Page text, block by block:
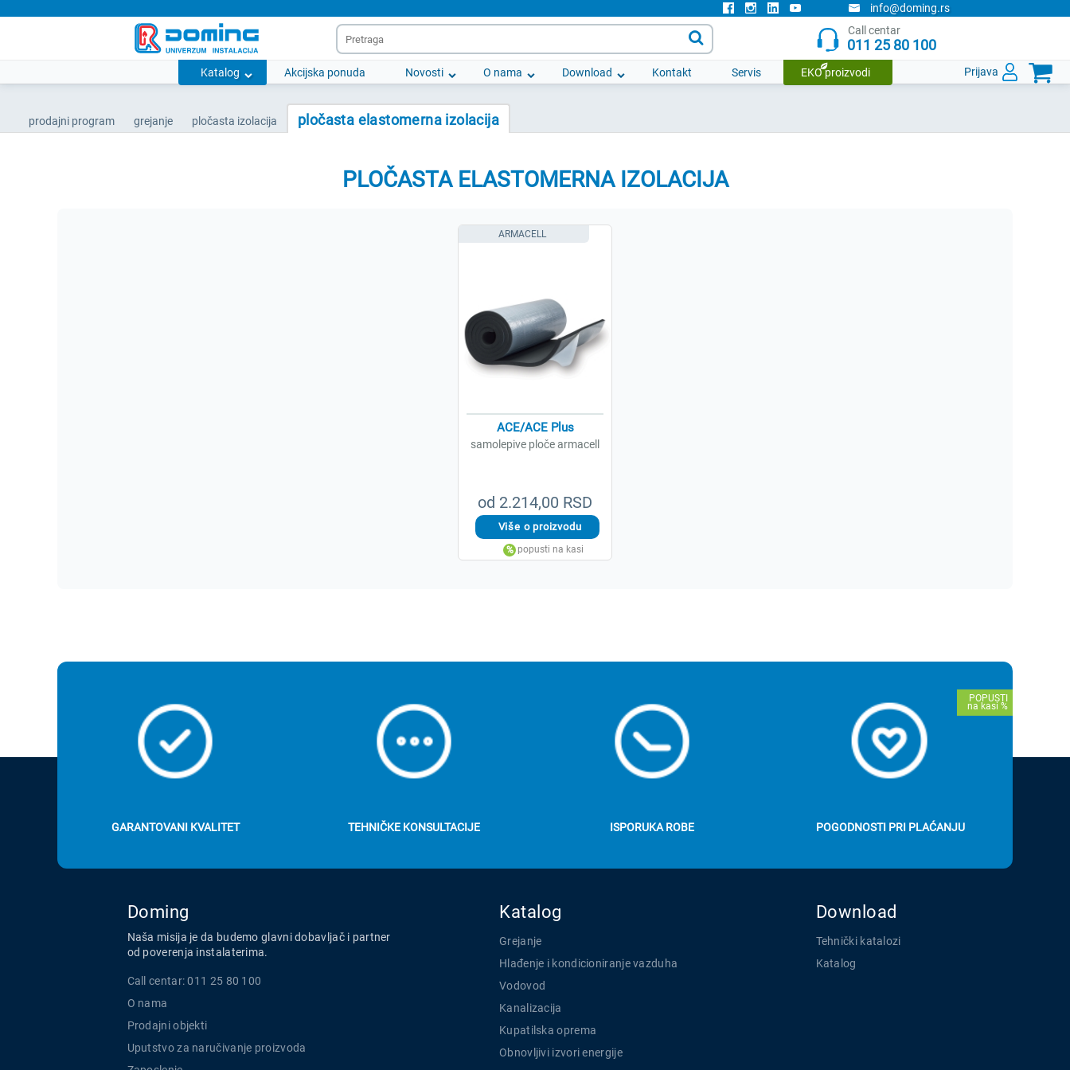
info@doming.rs
Call centar
011 25 80 100
Katalog Akcijska ponuda Novosti O nama Download Kontakt Servis EKO proizvodi Prijava 

prodajni program grejanje pločasta izolacija pločasta elastomerna izolacija
PLOČASTA ELASTOMERNA IZOLACIJA
od 2.214,00 RSD
ACE/ACE Plus
samolepive ploče armacell
ARMACELL
GARANTOVANI KVALITET TEHNIČKE KONSULTACIJE ISPORUKA ROBE POGODNOSTI PRI PLAĆANJU
Doming
Naša misija je da budemo glavni dobavljač i partner
od poverenja instalaterima.
Call centar: 011 25 80 100
O nama
Prodajni objekti
Uputstvo za naručivanje proizvoda
Katalog
Grejanje
Hlađenje i kondicioniranje vazduha
Vodovod
Kanalizacija
Kupatilska oprema
Obnovljivi izvori energije
Download
Tehnički katalozi
Katalog